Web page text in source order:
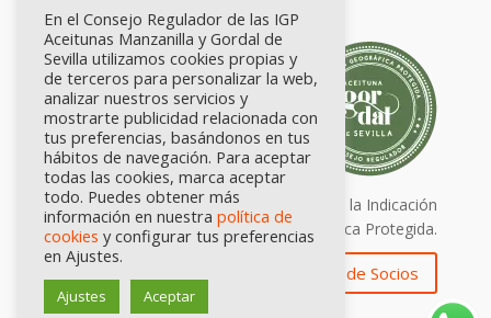
Calidad certificada por Origen. Sellos de la Indicación
Geográfica Protegida.
Zona de Socios
En el Consejo Regulador de las IGP
Aceitunas Manzanilla y Gordal de
Sevilla utilizamos cookies propias y
de terceros para personalizar la web,
analizar nuestros servicios y
mostrarte publicidad relacionada con
tus preferencias, basándonos en tus
hábitos de navegación. Para aceptar
todas las cookies, marca aceptar
todo. Puedes obtener más
información en nuestra política de
cookies y configurar tus preferencias
en Ajustes.
Ajustes Aceptar